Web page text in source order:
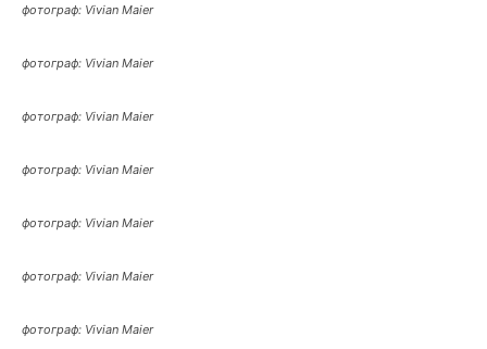
фотограф: Vivian Maier
фотограф: Vivian Maier
фотограф: Vivian Maier
фотограф: Vivian Maier
фотограф: Vivian Maier
фотограф: Vivian Maier
фотограф: Vivian Maier